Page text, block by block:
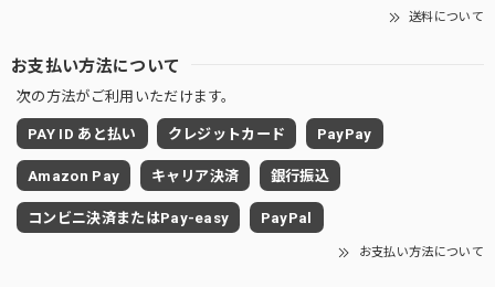
送料について
お支払い方法について
次の方法がご利用いただけます。
PAY ID あと払い クレジットカード PayPay
Amazon Pay キャリア決済 銀行振込
コンビニ決済またはPay-easy PayPal
お支払い方法について